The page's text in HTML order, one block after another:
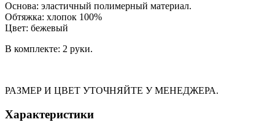
Основа: эластичный полимерный материал.
Обтяжка: хлопок 100%
Цвет: бежевый
В комплекте: 2 руки.
РАЗМЕР И ЦВЕТ УТОЧНЯЙТЕ У МЕНЕДЖЕРА.
Характеристики